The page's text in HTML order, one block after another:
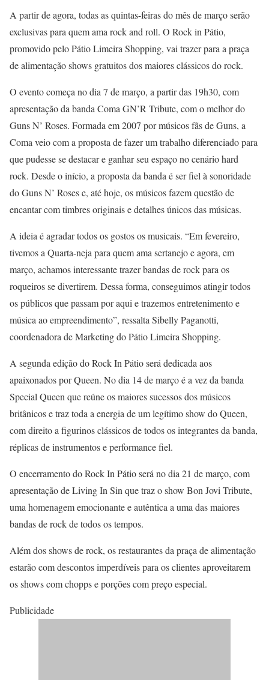
A partir de agora, todas as quintas-feiras do mês de março serão
exclusivas para quem ama rock and roll. O Rock in Pátio,
promovido pelo Pátio Limeira Shopping, vai trazer para a praça
de alimentação shows gratuitos dos maiores clássicos do rock.
O evento começa no dia 7 de março, a partir das 19h30, com
apresentação da banda Coma GN’R Tribute, com o melhor do
Guns N’ Roses. Formada em 2007 por músicos fãs de Guns, a
Coma veio com a proposta de fazer um trabalho diferenciado para
que pudesse se destacar e ganhar seu espaço no cenário hard
rock. Desde o início, a proposta da banda é ser fiel à sonoridade
do Guns N’ Roses e, até hoje, os músicos fazem questão de
encantar com timbres originais e detalhes únicos das músicas.
A ideia é agradar todos os gostos os musicais. “Em fevereiro,
tivemos a Quarta-neja para quem ama sertanejo e agora, em
março, achamos interessante trazer bandas de rock para os
roqueiros se divertirem. Dessa forma, conseguimos atingir todos
os públicos que passam por aqui e trazemos entretenimento e
música ao empreendimento”, ressalta Sibelly Paganotti,
coordenadora de Marketing do Pátio Limeira Shopping.
A segunda edição do Rock In Pátio será dedicada aos
apaixonados por Queen. No dia 14 de março é a vez da banda
Special Queen que reúne os maiores sucessos dos músicos
britânicos e traz toda a energia de um legítimo show do Queen,
com direito a figurinos clássicos de todos os integrantes da banda,
réplicas de instrumentos e performance fiel.
O encerramento do Rock In Pátio será no dia 21 de março, com
apresentação de Living In Sin que traz o show Bon Jovi Tribute,
uma homenagem emocionante e autêntica a uma das maiores
bandas de rock de todos os tempos.
Além dos shows de rock, os restaurantes da praça de alimentação
estarão com descontos imperdíveis para os clientes aproveitarem
os shows com chopps e porções com preço especial.
Publicidade